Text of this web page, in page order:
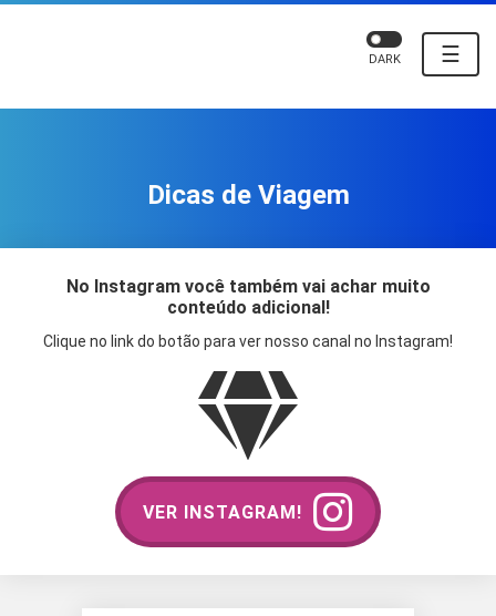
☰
DARK
Dicas de Viagem
No Instagram você também vai achar muito
conteúdo adicional!
Clique no link do botão para ver nosso canal no Instagram!
VER INSTAGRAM!